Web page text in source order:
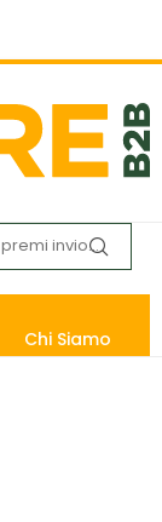
Chi Siamo